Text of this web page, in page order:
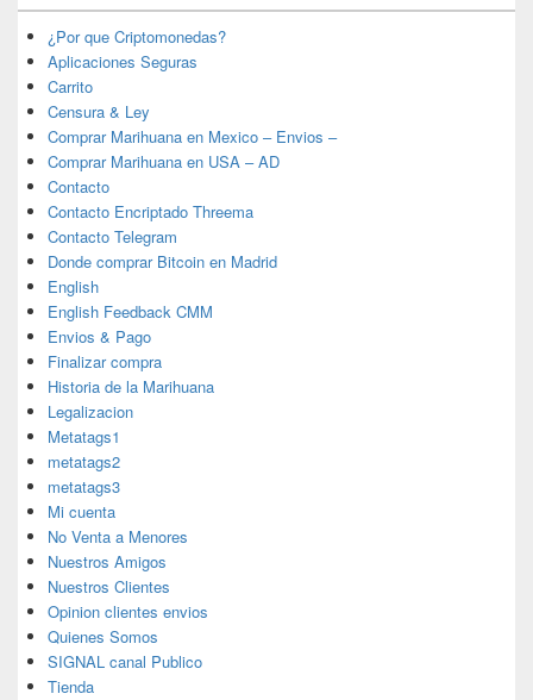
¿Por que Criptomonedas?
Aplicaciones Seguras
Carrito
Censura & Ley
Comprar Marihuana en Mexico – Envios –
Comprar Marihuana en USA – AD
Contacto
Contacto Encriptado Threema
Contacto Telegram
Donde comprar Bitcoin en Madrid
English
English Feedback CMM
Envios & Pago
Finalizar compra
Historia de la Marihuana
Legalizacion
Metatags1
metatags2
metatags3
Mi cuenta
No Venta a Menores
Nuestros Amigos
Nuestros Clientes
Opinion clientes envios
Quienes Somos
SIGNAL canal Publico
Tienda